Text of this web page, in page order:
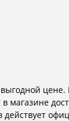
в магазине